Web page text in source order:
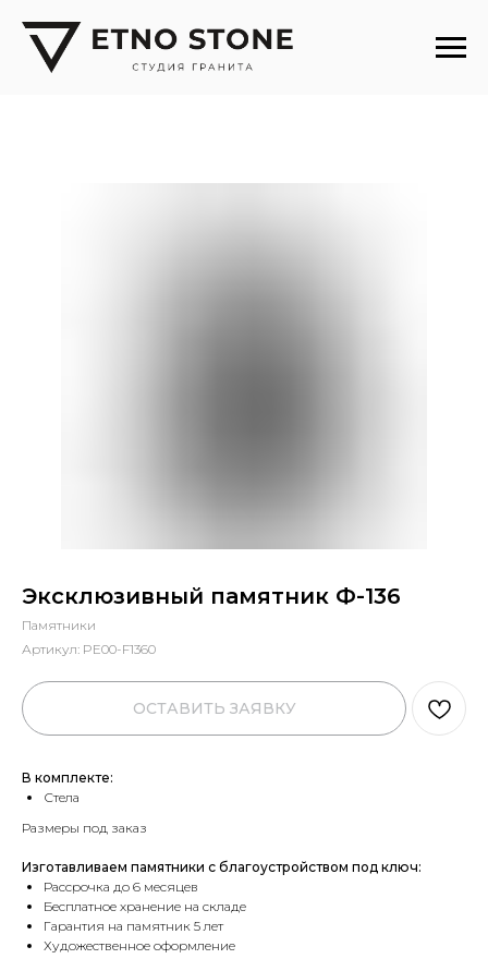
Эксклюзивный памятник Ф-136
Памятники
Артикул: PE00-F1360
ОСТАВИТЬ ЗАЯВКУ
В комплекте:
Стела
Размеры под заказ
Изготавливаем памятники с благоустройством под ключ:
Рассрочка до 6 месяцев
Бесплатное хранение на складе
Гарантия на памятник 5 лет
Художественное оформление